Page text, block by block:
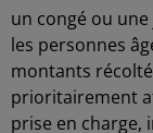
un congé ou
les personnes
montants
prioritairement
prise en charge,